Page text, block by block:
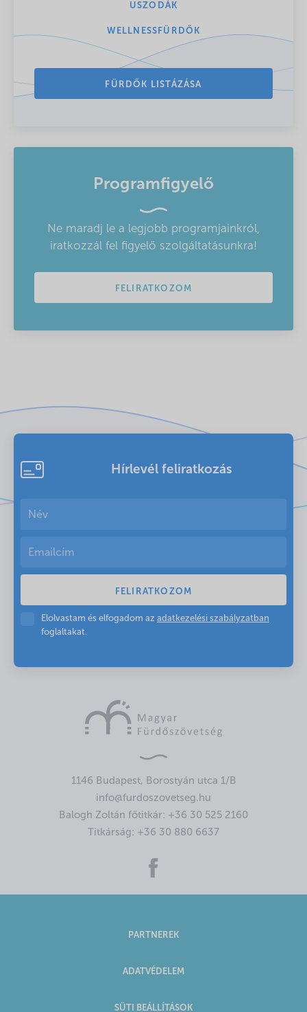
USZODÁK
WELLNESSFÜRDŐK
FÜRDŐK LISTÁZÁSA
Programfigyelő
Ne maradj le a legjobb programjainkról,
iratkozzál fel figyelő szolgáltatásunkra!
FELIRATKOZOM
Hírlevél feliratkozás
Elolvastam és elfogadom az adatkezelési szabályzatban
foglaltakat.
1146 Budapest, Borostyán utca 1/B
info@furdoszovetseg.hu
Balogh Zoltán főtitkár: +36 30 525 2160
Titkárság: +36 30 880 6637
PARTNEREK
ADATVÉDELEM
SÜTI BEÁLLÍTÁSOK